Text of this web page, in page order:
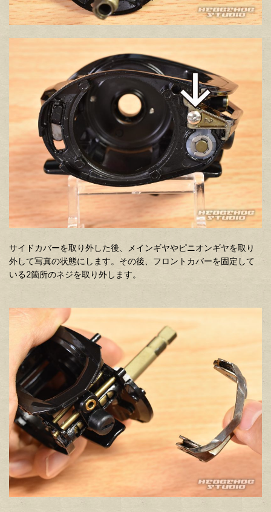
サイドカバーを取り外した後、メインギヤやピニオンギヤを取り
外して写真の状態にします。その後、フロントカバーを固定して
いる2箇所のネジを取り外します。